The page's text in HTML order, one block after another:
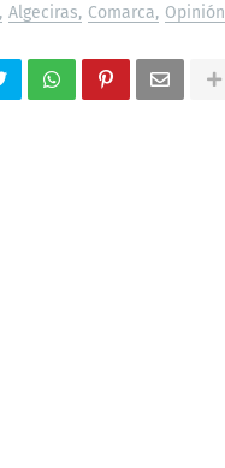
Algeciras Comarca Opinión